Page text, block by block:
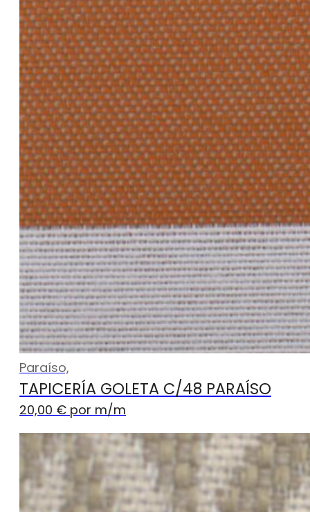
Paraíso,
TAPICERÍA GOLETA C/48 PARAÍSO
20,00 € por m/m